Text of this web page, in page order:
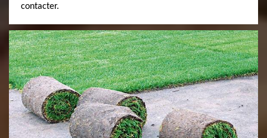
contacter.